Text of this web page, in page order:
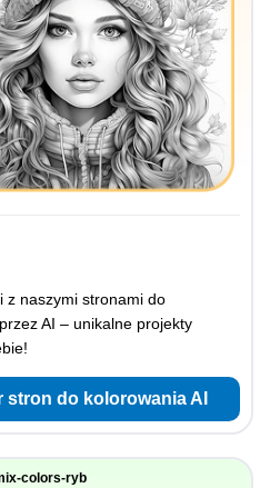
z naszymi stronami do
AI – unikalne projekty
do kolorowania AI
colors-ryb